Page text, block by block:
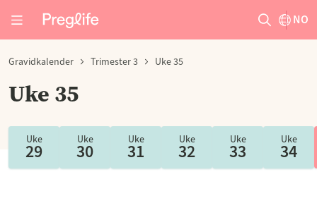
NO
Gravidkalender Trimester 3 Uke 35
Uke 35
Uke
29
Uke
30
Uke
31
Uke
32
Uke
33
Uke
34